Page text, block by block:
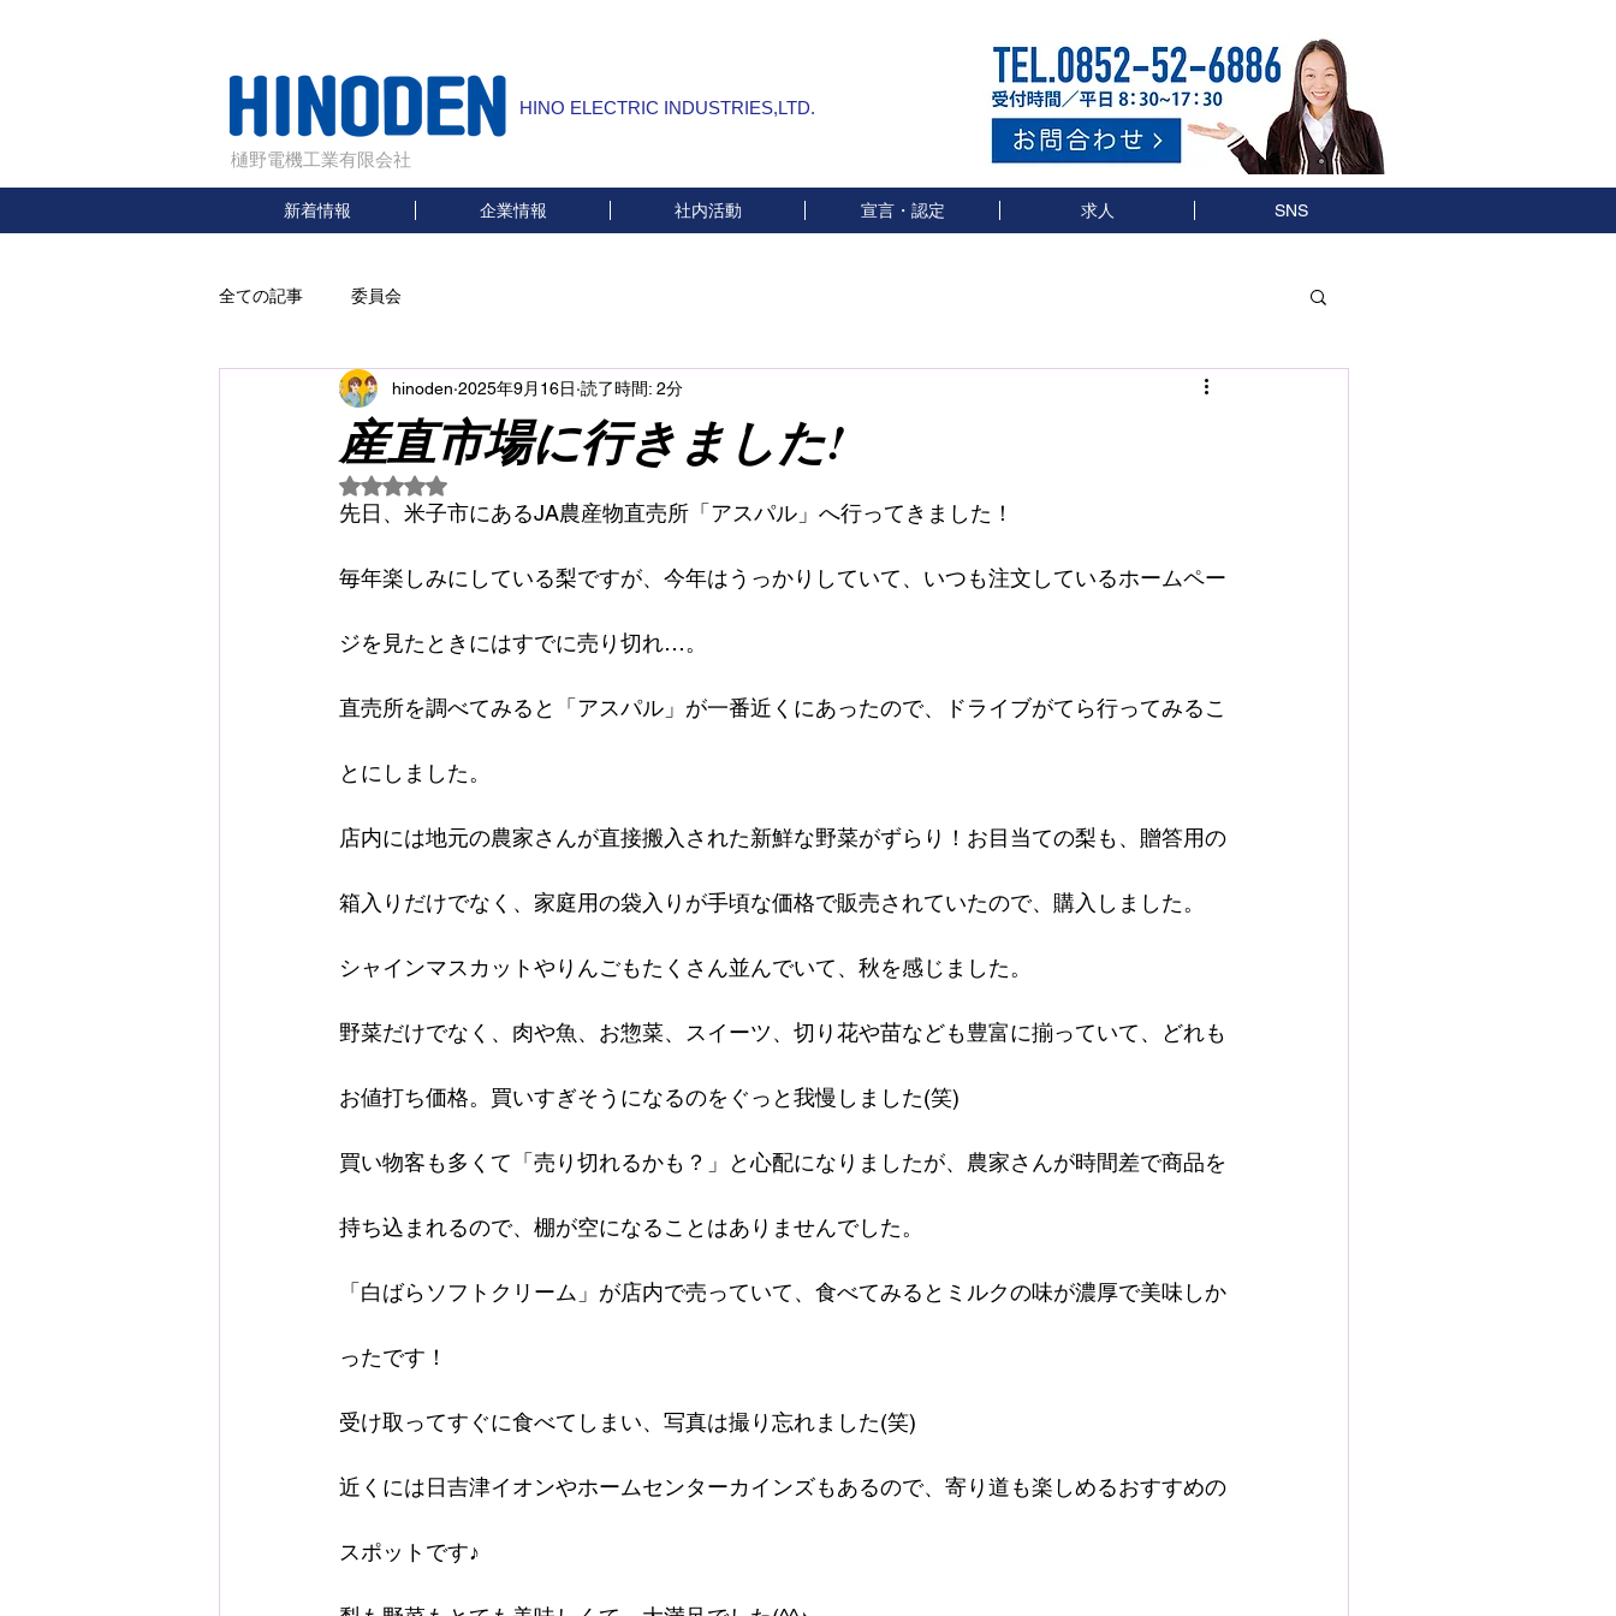
樋野電機工業有限会社
HINO ELECTRIC INDUSTRIES,LTD.
新着情報 企業情報 社内活動 宣言・認定 求人 SNS
全ての記事 委員会
産直市場に行きました!
hinoden 2025年9月16日 読了時間: 2分
5つ星のうちNaNと評価されています。
先日、米子市にあるJA農産物直売所「アスパル」へ行ってきました！
毎年楽しみにしている梨ですが、今年はうっかりしていて、いつも注文しているホームペー
ジを見たときにはすでに売り切れ…。
直売所を調べてみると「アスパル」が一番近くにあったので、ドライブがてら行ってみるこ
とにしました。
店内には地元の農家さんが直接搬入された新鮮な野菜がずらり！お目当ての梨も、贈答用の
箱入りだけでなく、家庭用の袋入りが手頃な価格で販売されていたので、購入しました。
シャインマスカットやりんごもたくさん並んでいて、秋を感じました。
野菜だけでなく、肉や魚、お惣菜、スイーツ、切り花や苗なども豊富に揃っていて、どれも
お値打ち価格。買いすぎそうになるのをぐっと我慢しました(笑)
買い物客も多くて「売り切れるかも？」と心配になりましたが、農家さんが時間差で商品を
持ち込まれるので、棚が空になることはありませんでした。
「白ばらソフトクリーム」が店内で売っていて、食べてみるとミルクの味が濃厚で美味しか
ったです！
受け取ってすぐに食べてしまい、写真は撮り忘れました(笑)
近くには日吉津イオンやホームセンターカインズもあるので、寄り道も楽しめるおすすめの
スポットです♪